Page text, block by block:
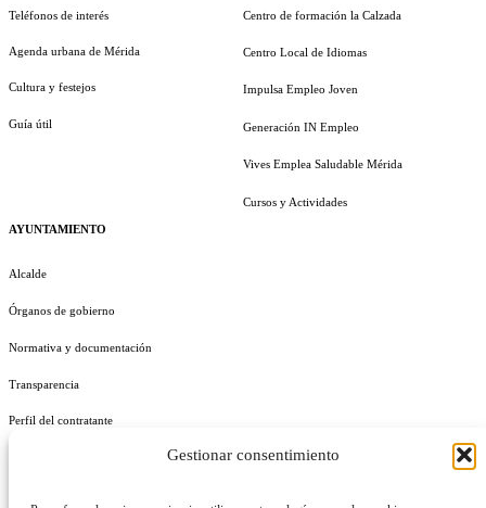
Gestionar consentimiento
Teléfonos de interés
Agenda urbana de Mérida
Cultura y festejos
Guía útil
AYUNTAMIENTO
Alcalde
Órganos de gobierno
Normativa y documentación
Transparencia
Perfil del contratante
Centro de formación la Calzada
Centro Local de Idiomas
Impulsa Empleo Joven
Generación IN Empleo
Vives Emplea Saludable Mérida
Cursos y Actividades